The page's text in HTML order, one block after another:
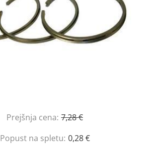
Prejšnja cena: 7,28 €
Popust na spletu: 0,28 €